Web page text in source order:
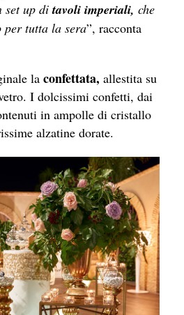
set up ditavoli imperiali, che
per tutta la sera”, racconta
la confettata, allestita su
I dolcissimi confetti, dai
in ampolle di cristallo
alzatine dorate.